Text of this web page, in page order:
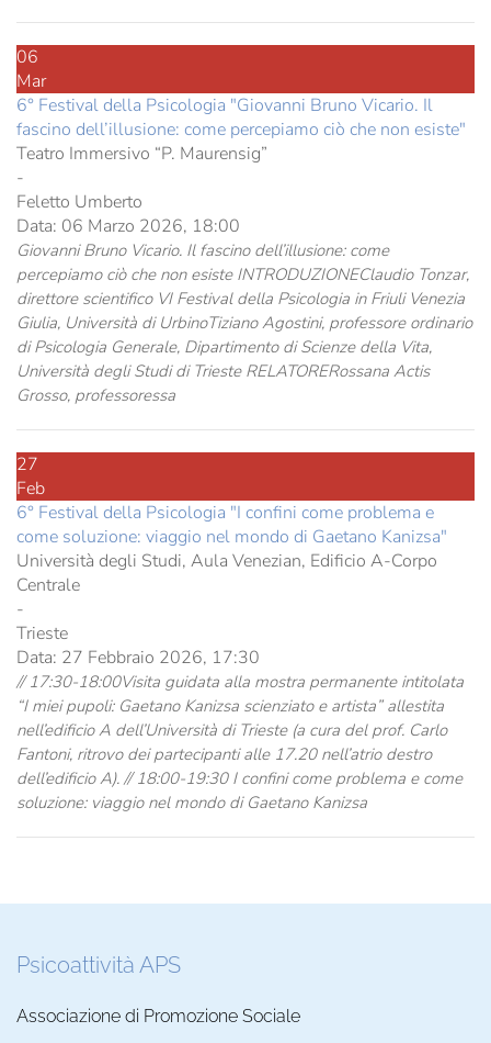
06
Mar
6° Festival della Psicologia "Giovanni Bruno Vicario. Il
fascino dell’illusione: come percepiamo ciò che non esiste"
Teatro Immersivo “P. Maurensig”
-
Feletto Umberto
Data: 06 Marzo 2026, 18:00
Giovanni Bruno Vicario. Il fascino dell’illusione: come
percepiamo ciò che non esiste INTRODUZIONEClaudio Tonzar,
direttore scientifico VI Festival della Psicologia in Friuli Venezia
Giulia, Università di UrbinoTiziano Agostini, professore ordinario
di Psicologia Generale, Dipartimento di Scienze della Vita,
Università degli Studi di Trieste RELATORERossana Actis
Grosso, professoressa
27
Feb
6° Festival della Psicologia "I confini come problema e
come soluzione: viaggio nel mondo di Gaetano Kanizsa"
Università degli Studi, Aula Venezian, Edificio A-Corpo
Centrale
-
Trieste
Data: 27 Febbraio 2026, 17:30
// 17:30-18:00Visita guidata alla mostra permanente intitolata
“I miei pupoli: Gaetano Kanizsa scienziato e artista” allestita
nell’edificio A dell’Università di Trieste (a cura del prof. Carlo
Fantoni, ritrovo dei partecipanti alle 17.20 nell’atrio destro
dell’edificio A). // 18:00-19:30 I confini come problema e come
soluzione: viaggio nel mondo di Gaetano Kanizsa
Psicoattività APS
Associazione di Promozione Sociale